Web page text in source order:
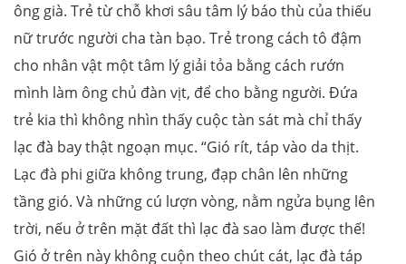
ông già. Trẻ từ chỗ khơi sâu tâm lý báo thù của thiếu
nữ trước người cha tàn bạo. Trẻ trong cách tô đậm
cho nhân vật một tâm lý giải tỏa bằng cách rướn
mình làm ông chủ đàn vịt, để cho bằng người. Đứa
trẻ kia thì không nhìn thấy cuộc tàn sát mà chỉ thấy
lạc đà bay thật ngoạn mục. “Gió rít, táp vào da thịt.
Lạc đà phi giữa không trung, đạp chân lên những
tầng gió. Và những cú lượn vòng, nằm ngửa bụng lên
trời, nếu ở trên mặt đất thì lạc đà sao làm được thế!
Gió ở trên này không cuộn theo chút cát, lạc đà táp